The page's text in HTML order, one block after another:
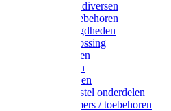
Koe / Stier diversen
Melkers toebehoren
Stalbenodigdheden
Kalververlossing
Stierenringen
Onthoornen
Kalverflessen
Koerugborstel onderdelen
Kalveremmers / toebehoren